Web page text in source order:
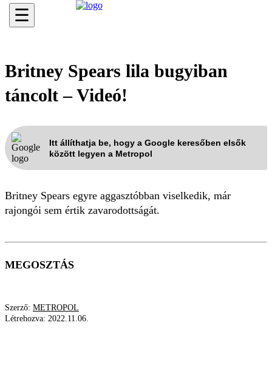
☰
Britney Spears lila bugyiban
táncolt – Videó!
Itt állíthatja be, hogy a Google keresőben elsők
között legyen a Metropol
Britney Spears egyre aggasztóbban viselkedik, már
rajongói sem értik zavarodottságát.
MEGOSZTÁS
Szerző: METROPOL
Létrehozva: 2022.11.06.